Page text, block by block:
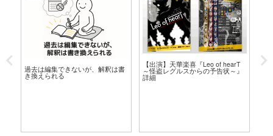
過去は編集できないが、解釈は書
き換えられる
【出演】天華楽喜『Leo of hearT
～怪盗レグルスからの予告状～』
詳細
誤